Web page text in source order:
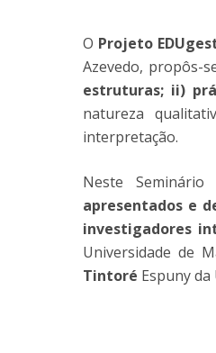
O Projeto
Azevedo, propôs-
estruturas; ii)
natureza
interpretação.
Neste Seminário
apresentados e
investigadores
Universidade de
Tintoré Espuny